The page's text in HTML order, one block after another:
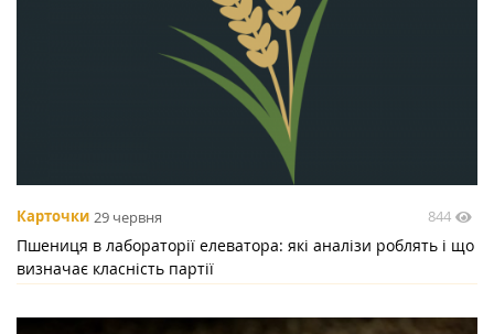
Карточки 29 червня 844
Пшениця в лабораторії елеватора: які аналізи роблять і що
визначає класність партії